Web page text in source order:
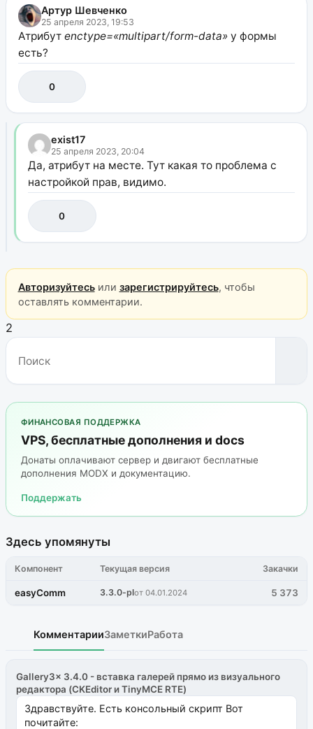
Артур Шевченко
25 апреля 2023, 19:53
Атрибут enctype=«multipart/form-data»у формы
есть?
0
exist17
25 апреля 2023, 20:04
Да, атрибут на месте. Тут какая то проблема с
настройкой прав, видимо.
0
Авторизуйтесьили зарегистрируйтесь, чтобы
оставлять комментарии.
2
ФИНАНСОВАЯ ПОДДЕРЖКА
VPS, бесплатные дополнения и docs
Донаты оплачивают сервер и двигают бесплатные
дополнения MODX и документацию.
Поддержать
Здесь упомянуты
Компонент Текущая версия Закачки
easyComm 3.3.0-plот 04.01.2024 5 373
КомментарииЗаметкиРабота
Gallery3x 3.4.0 - вставка галерей прямо из визуального
редактора (CKEditor и TinyMCE RTE)
Здравствуйте. Есть консольный скрипт Вот
почитайте: